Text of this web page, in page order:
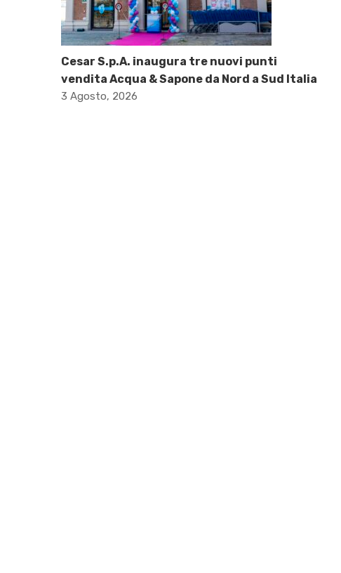
Cesar S.p.A. inaugura tre nuovi punti
vendita Acqua & Sapone da Nord a Sud Italia
3 Agosto, 2026